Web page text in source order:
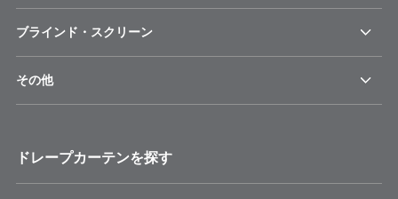
ブラインド・スクリーン
その他
ドレープカーテンを探す